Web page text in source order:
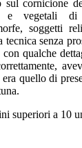
cornicione
e vegetali
soggetti
tecnica senza
qualche
quello di
superiori a 10